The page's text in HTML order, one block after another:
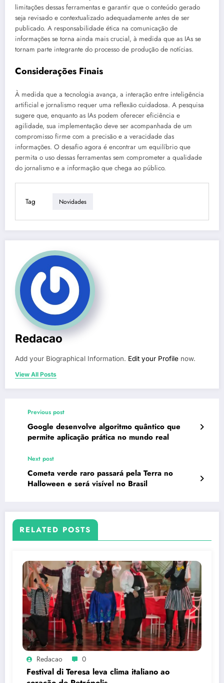
limitações dessas ferramentas e garantir que o conteúdo gerado
seja revisado e contextualizado adequadamente antes de ser
publicado. A responsabilidade ética na comunicação de
informações se torna ainda mais crucial, à medida que as IAs se
tornam parte integrante do processo de produção de notícias.
Considerações Finais
À medida que a tecnologia avança, a interação entre inteligência
artificial e jornalismo requer uma reflexão cuidadosa. A pesquisa
sugere que, enquanto as IAs podem oferecer eficiência e
agilidade, sua implementação deve ser acompanhada de um
compromisso firme com a precisão e a veracidade das
informações. O desafio agora é encontrar um equilíbrio que
permita o uso dessas ferramentas sem comprometer a qualidade
do jornalismo e a informação que chega ao público.
Tag Novidades
Redacao
Add your Biographical Information. Edit your Profile now.
View All Posts
Previous post
Google desenvolve algoritmo quântico que
permite aplicação prática no mundo real
Next post
Cometa verde raro passará pela Terra no
Halloween e será visível no Brasil
RELATED POSTS
Redacao 0
Festival di Teresa leva clima italiano ao